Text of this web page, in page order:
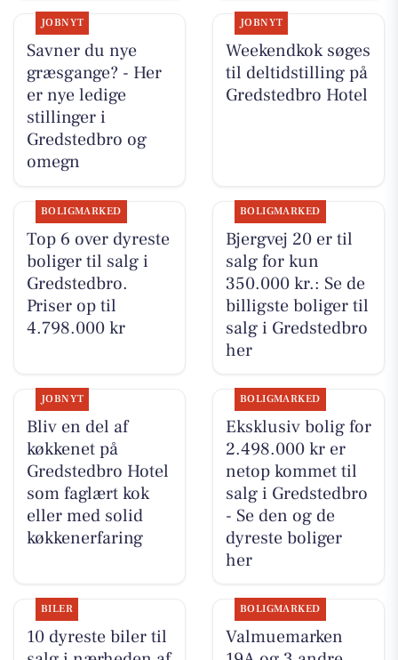
JOBNYT
Savner du nye
græsgange? - Her
er nye ledige
stillinger i
Gredstedbro og
omegn
JOBNYT
Weekendkok søges
til deltidstilling på
Gredstedbro Hotel
BOLIGMARKED
Top 6 over dyreste
boliger til salg i
Gredstedbro.
Priser op til
4.798.000 kr
BOLIGMARKED
Bjergvej 20 er til
salg for kun
350.000 kr.: Se de
billigste boliger til
salg i Gredstedbro
her
JOBNYT
Bliv en del af
køkkenet på
Gredstedbro Hotel
som faglært kok
eller med solid
køkkenerfaring
BOLIGMARKED
Eksklusiv bolig for
2.498.000 kr er
netop kommet til
salg i Gredstedbro
- Se den og de
dyreste boliger
her
BILER
10 dyreste biler til
BOLIGMARKED
Valmuemarken